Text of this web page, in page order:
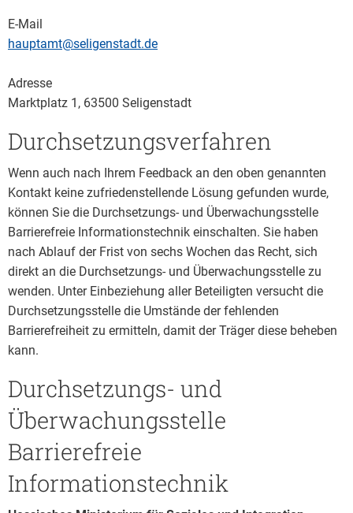
E-Mail
hauptamt@seligenstadt.de
Adresse
Marktplatz 1, 63500 Seligenstadt
Durchsetzungsverfahren
Wenn auch nach Ihrem Feedback an den oben genannten
Kontakt keine zufriedenstellende Lösung gefunden wurde,
können Sie die Durchsetzungs- und Überwachungsstelle
Barrierefreie Informationstechnik einschalten. Sie haben
nach Ablauf der Frist von sechs Wochen das Recht, sich
direkt an die Durchsetzungs- und Überwachungsstelle zu
wenden. Unter Einbeziehung aller Beteiligten versucht die
Durchsetzungsstelle die Umstände der fehlenden
Barrierefreiheit zu ermitteln, damit der Träger diese beheben
kann.
Durchsetzungs- und
Überwachungsstelle
Barrierefreie
Informationstechnik